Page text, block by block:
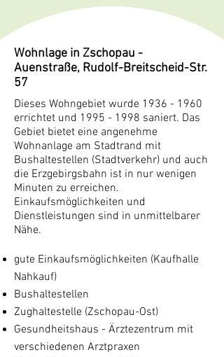
Wohnlage in Zschopau -
Auenstraße, Rudolf-Breitscheid-Str.
57
Dieses Wohngebiet wurde 1936 - 1960
errichtet und 1995 - 1998 saniert. Das
Gebiet bietet eine angenehme
Wohnanlage am Stadtrand mit
Bushaltestellen (Stadtverkehr) und auch
die Erzgebirgsbahn ist in nur wenigen
Minuten zu erreichen.
Einkaufsmöglichkeiten und
Dienstleistungen sind in unmittelbarer
Nähe.
gute Einkaufsmöglichkeiten (Kaufhalle
Nahkauf)
Bushaltestellen
Zughaltestelle (Zschopau-Ost)
Gesundheitshaus - Ärztezentrum mit
verschiedenen Arztpraxen